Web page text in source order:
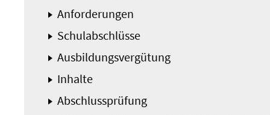
Anforderungen
Schulabschlüsse
Ausbildungsvergütung
Inhalte
Abschlussprüfung